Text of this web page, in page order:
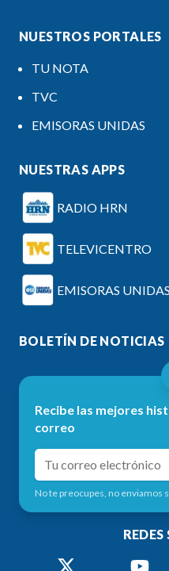
NUESTROS PORTALES
TU NOTA
TVC
EMISORAS UNIDAS
NUESTRAS APPS
RADIO HRN
TELEVICENTRO
EMISORAS UNIDAS
BOLETÍN DE NOTICIAS
Recibe las mejores
correo
No te preocupes, no enviamos